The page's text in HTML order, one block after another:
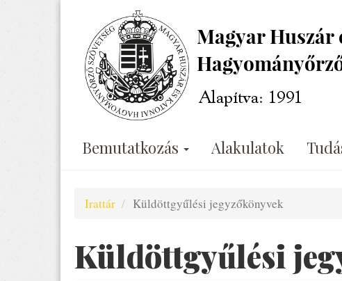
Bemutatkozás Alakulatok
Irattár Küldöttgyűlési jegyzőkönyvek
Küldöttgyűlési